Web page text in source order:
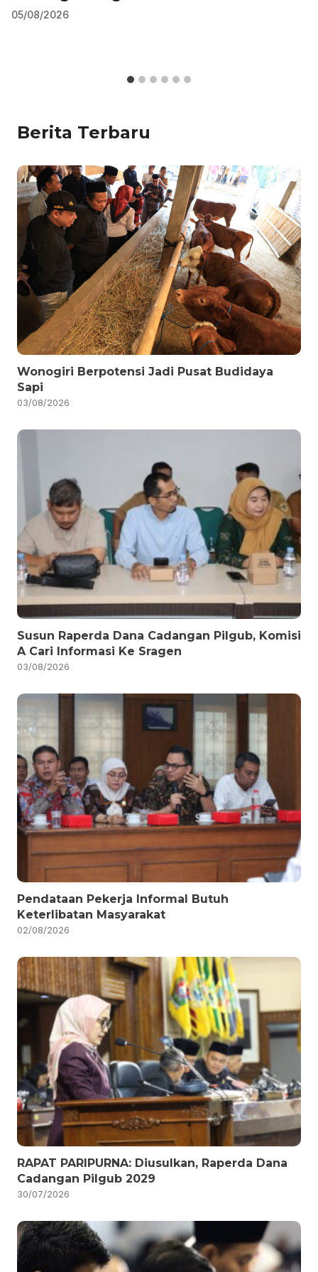
05/08/2026
Berita Terbaru
Wonogiri Berpotensi Jadi Pusat Budidaya
Sapi
03/08/2026
Susun Raperda Dana Cadangan Pilgub, Komisi
A Cari Informasi Ke Sragen
03/08/2026
Pendataan Pekerja Informal Butuh
Keterlibatan Masyarakat
02/08/2026
RAPAT PARIPURNA: Diusulkan, Raperda Dana
Cadangan Pilgub 2029
30/07/2026